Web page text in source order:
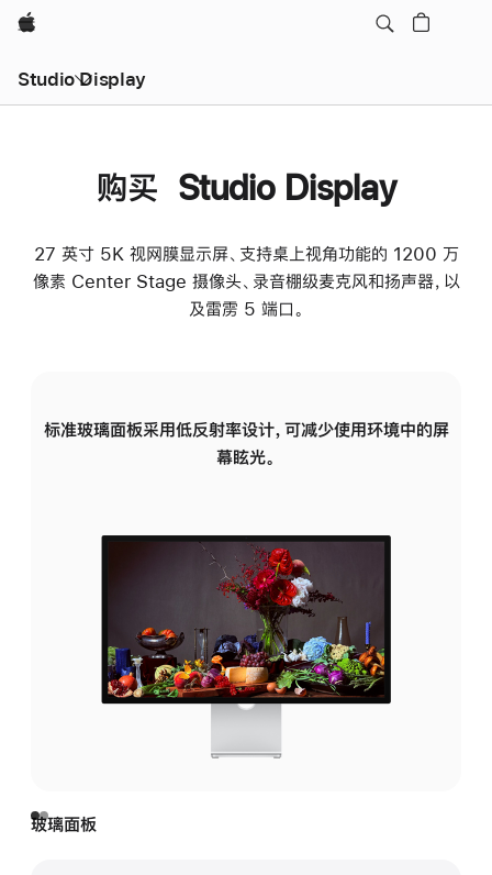
Apple
Studio Display
购买 Studio Display
27 英寸 5K 视网膜显示屏、支持桌上视角功能的 1200 万
像素 Center Stage 摄像头、录音棚级麦克风和扬声器，以
及雷雳 5 端口。
标准玻璃面板采用低反射率设计，可减少使用环境中的屏
幕眩光。
玻璃面板